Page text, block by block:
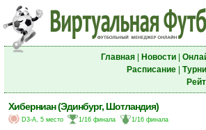
Главная| Новости|
Расписание|
Хиберниан (Эдинбург, Шотландия)
D3-A, 5 место 1/16 финала 1/16 финала